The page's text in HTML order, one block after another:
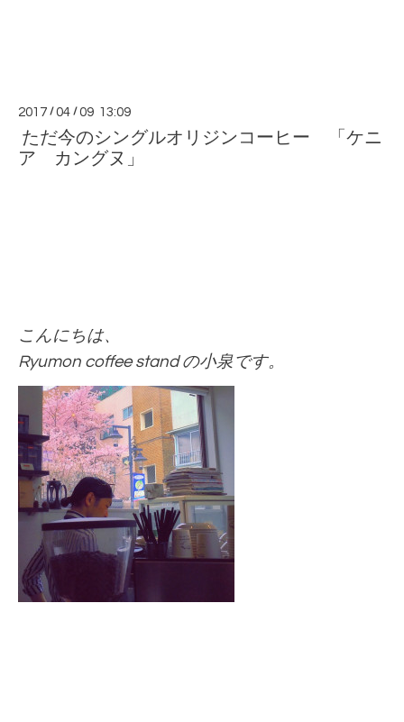
2017 /04 /09 13:09
ただ今のシングルオリジンコーヒー 「ケニ
ア カングヌ」
こんにちは、
Ryumon coffee stand の小泉です。